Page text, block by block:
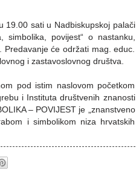
19.00 sati u Nadbiskupskoj palači
povijest“ o nastanku,
će održati mag. educ.
i zastavoslovnog društva.
pod istim naslovom početkom
i Instituta društvenih znanosti
– POVIJEST je „znanstveno
i simbolikom niza hrvatskih